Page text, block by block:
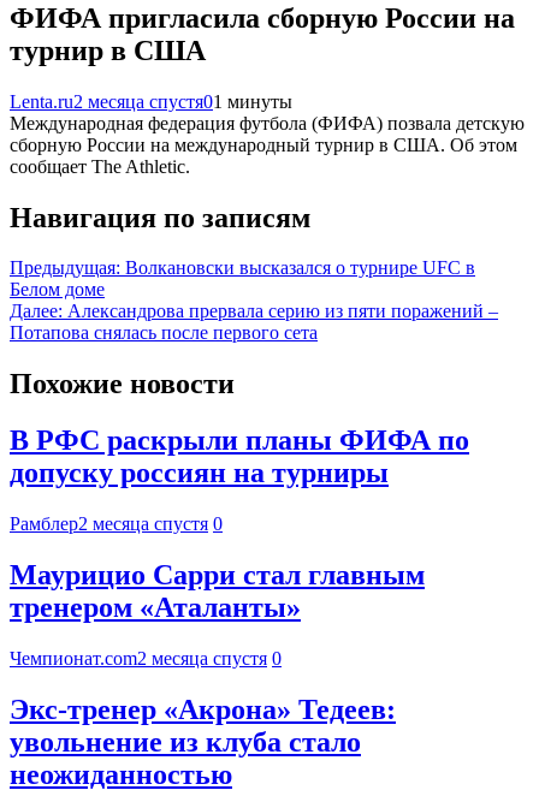
ФИФА пригласила сборную России на
турнир в США
Lenta.ru2 месяца спустя01 минуты
Международная федерация футбола (ФИФА) позвала детскую
сборную России на международный турнир в США. Об этом
сообщает The Athletic.
Навигация по записям
Предыдущая: Волкановски высказался о турнире UFC в
Белом доме
Далее: Александрова прервала серию из пяти поражений –
Потапова снялась после первого сета
Похожие новости
В РФС раскрыли планы ФИФА по
допуску россиян на турниры
Рамблер2 месяца спустя 0
Маурицио Сарри стал главным
тренером «Аталанты»
Чемпионат.com2 месяца спустя 0
Экс-тренер «Акрона» Тедеев:
увольнение из клуба стало
неожиданностью